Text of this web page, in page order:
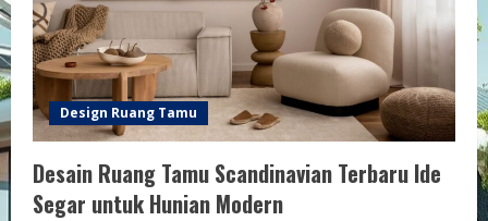
Design Ruang Tamu
Desain Ruang Tamu Scandinavian Terbaru Ide
Segar untuk Hunian Modern